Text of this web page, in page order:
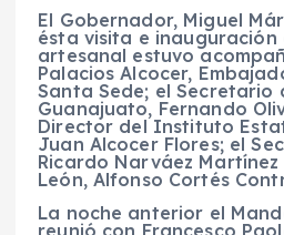
El Gobernador, Miguel
ésta visita e inauguración
artesanal estuvo
Palacios Alcocer,
Santa Sede; el Secretario
Guanajuato, Fernando
Director del Instituto
Juan Alcocer Flores; el
Ricardo Narváez
León, Alfonso Cortés
La noche anterior el